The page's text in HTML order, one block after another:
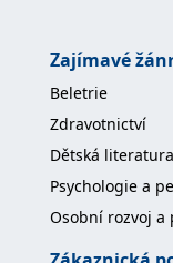
Zajímavé
Beletrie
Zdravotnictví
Dětská literatura
Psychologie a
Osobní rozvoj a